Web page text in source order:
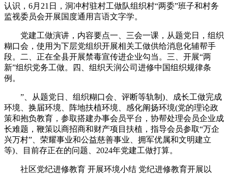
认识，6月21日，洞冲村驻村工做队组织村“两委”班子和村务
监视委员会开展国度通用言语文字学。
党建工做演讲，内容要点一、三会一课，从题党日，组织
糊口会，使用为下层党组织开展相关工做供给消息化辅帮手
段。二、正在全县开展禁毒宣传进企业勾当。三、开展“两
新”组织党务工做。四、组织天润公司进修中国组织规律条
例。
”、从题党日、组织糊口会、评断等轨制)、成长工做完成
环境、换届环境、阵地扶植环境、感化阐扬环境(党的理论政
策和抱负教育，参取搭建办事会员平台，协帮处理会员企业成
长难题，鞭策以商招商和财产项目扶植，指导会员参取“万企
兴万村”、荣耀事业和公益慈善事业、拥军优属和文明建立
等)、目前存正在的问题、2024年党建工做打算。
社区党纪进修教育 开展环境小结 党纪进修教育开展以